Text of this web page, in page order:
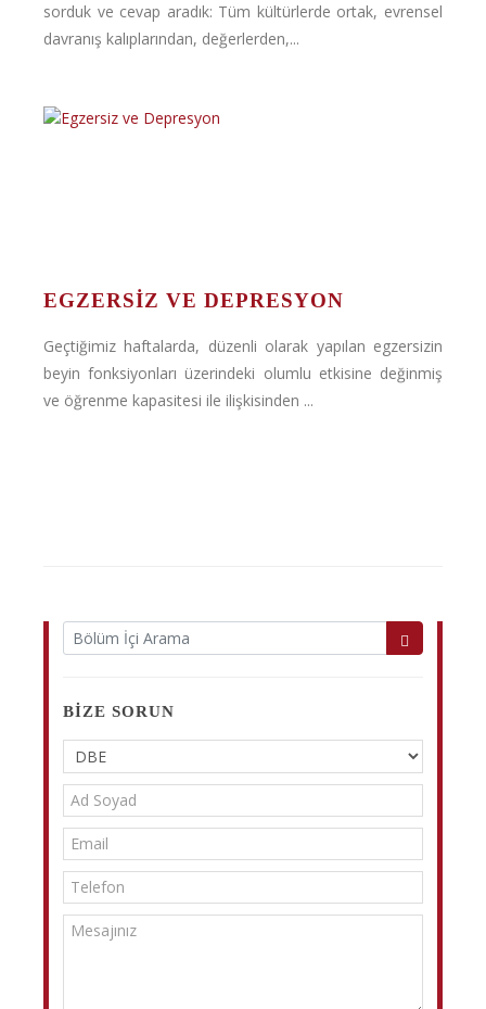
sorduk ve cevap aradık: Tüm kültürlerde ortak, evrensel
davranış kalıplarından, değerlerden,...
EGZERSIZ VE DEPRESYON
Geçtiğimiz haftalarda, düzenli olarak yapılan egzersizin
beyin fonksiyonları üzerindeki olumlu etkisine değinmiş
ve öğrenme kapasitesi ile ilişkisinden ...
BIZE SORUN